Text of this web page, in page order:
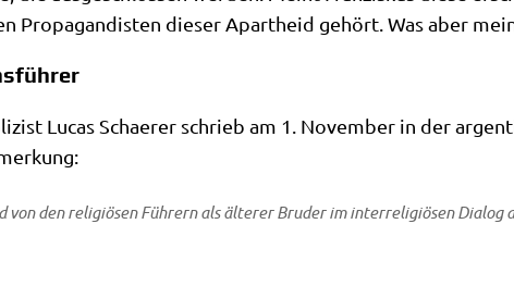
Pro­pa­gan­di­sten die­ser Apart­heid gehört. Was aber
Lucas Schae­rer schrieb am 1. Novem­ber in der
von den reli­giö­sen Füh­rern als älte­rer Bru­der im inter­re­li­giö­sen Dia­log